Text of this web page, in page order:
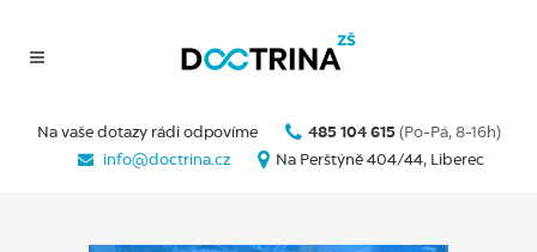
Na vaše dotazy rádi odpovíme 485 104 615 (Po-Pá, 8-16h)
info@doctrina.cz
Na Perštýně 404/44, Liberec